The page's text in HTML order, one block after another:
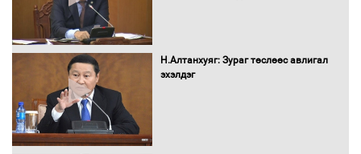
Монгол Улс “COP17”-д “Тал хээрийн
төлөвлөгөө”-гөө танилцуулна
Н.Алтанхуяг: Зураг төслөөс авлигал
эхэлдэг